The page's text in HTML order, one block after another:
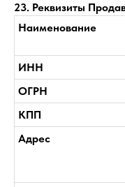
23. Реквизиты
Наименование
ИНН
ОГРН
КПП
Адрес